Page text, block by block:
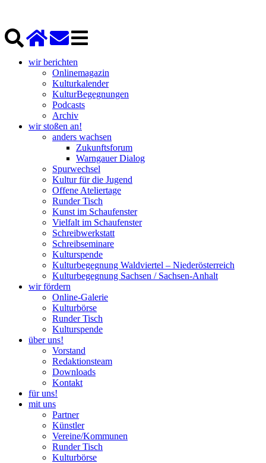
wir berichten
Onlinemagazin
Kulturkalender
KulturBegegnungen
Podcasts
Archiv
wir stoßen an!
anders wachsen
Zukunftsforum
Warngauer Dialog
Spurwechsel
Kultur für die Jugend
Offene Ateliertage
Runder Tisch
Kunst im Schaufenster
Vielfalt im Schaufenster
Schreibwerkstatt
Schreibseminare
Kulturspende
Kulturbegegnung Waldviertel – Niederösterreich
Kulturbegegnung Sachsen / Sachsen-Anhalt
wir fördern
Online-Galerie
Kulturbörse
Runder Tisch
Kulturspende
über uns!
Vorstand
Redaktionsteam
Downloads
Kontakt
für uns!
mit uns
Partner
Künstler
Vereine/Kommunen
Runder Tisch
Kulturbörse